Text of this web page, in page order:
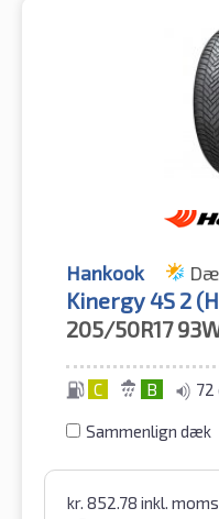
Hankook
Kinergy 4S 2
205/50R17
C B 72
Sammenlign dæk
kr. 852.78 inkl. moms